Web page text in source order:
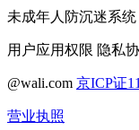
未成年人防沉迷系统
用户应用权限 隐私
@wali.com 京ICP证
营业执照